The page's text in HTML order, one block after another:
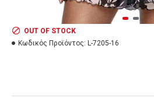
OUT OF STOCK
Κωδικός Προϊόντος: L-7205-16